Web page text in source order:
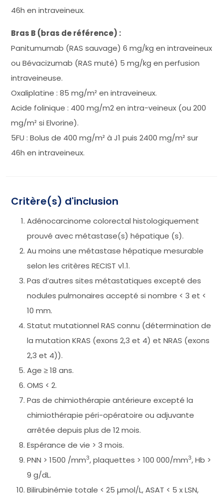
46h en intraveineux.
Bras B (bras de référence) :
Panitumumab (RAS sauvage) 6 mg/kg en intraveineux
ou Bévacizumab (RAS muté) 5 mg/kg en perfusion
intraveineuse.
Oxaliplatine : 85 mg/m² en intraveineux.
Acide folinique : 400 mg/m2 en intra-veineux (ou 200
mg/m² si Elvorine).
5FU : Bolus de 400 mg/m² à J1 puis 2400 mg/m² sur
46h en intraveineux.
Critère(s) d'inclusion
Adénocarcinome colorectal histologiquement
prouvé avec métastase(s) hépatique (s).
Au moins une métastase hépatique mesurable
selon les critères RECIST v1.1.
Pas d’autres sites métastatiques excepté des
nodules pulmonaires accepté si nombre < 3 et <
10 mm.
Statut mutationnel RAS connu (détermination de
la mutation KRAS (exons 2,3 et 4) et NRAS (exons
2,3 et 4)).
Age ≥ 18 ans.
OMS < 2.
Pas de chimiothérapie antérieure excepté la
chimiothérapie péri-opératoire ou adjuvante
arrêtée depuis plus de 12 mois.
Espérance de vie > 3 mois.
PNN > 1500 /mm3, plaquettes > 100 000/mm3, Hb >
9 g/dL.
Bilirubinémie totale < 25 µmol/L, ASAT < 5 x LSN,